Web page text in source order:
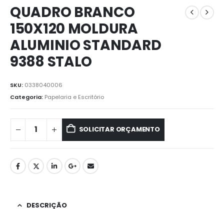
QUADRO BRANCO
150X120 MOLDURA
ALUMINIO STANDARD
9388 STALO
SKU: 0338040006
Categoria: Papelaria e Escritório
SOLICITAR ORÇAMENTO
DESCRIÇÃO